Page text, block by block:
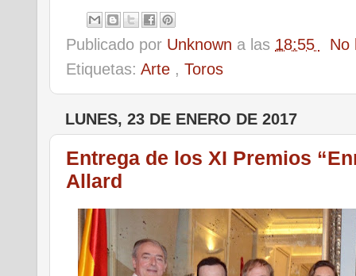
Publicado por Unknown a las 18:55
No
Etiquetas: Arte , Toros
LUNES, 23 DE ENERO DE 2017
Entrega de los XI Premios
Allard